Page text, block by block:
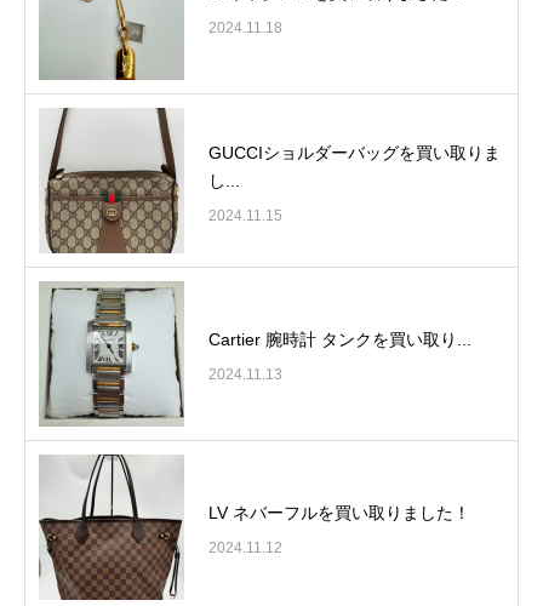
2024.11.18
GUCCIショルダーバッグを買い取りま
し...
2024.11.15
Cartier 腕時計 タンクを買い取り...
2024.11.13
LV ネバーフルを買い取りました！
2024.11.12